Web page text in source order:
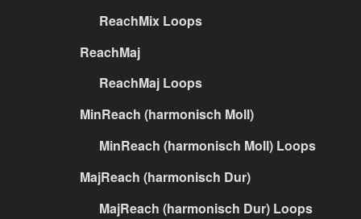
ReachMix Loops
ReachMaj
ReachMaj Loops
MinReach (harmonisch Moll)
MinReach (harmonisch Moll) Loops
MajReach (harmonisch Dur)
MajReach (harmonisch Dur) Loops